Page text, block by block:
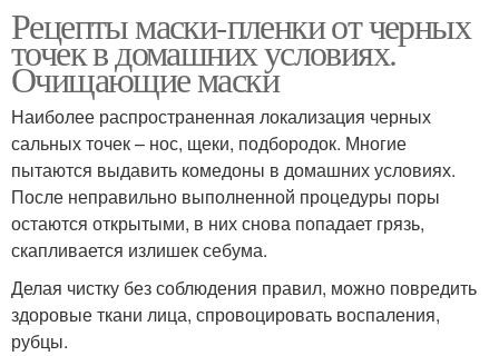
Рецепты маски-пленки от черных
точек в домашних условиях.
Очищающие маски
Наиболее распространенная локализация черных
сальных точек – нос, щеки, подбородок. Многие
пытаются выдавить комедоны в домашних условиях.
После неправильно выполненной процедуры поры
остаются открытыми, в них снова попадает грязь,
скапливается излишек себума.
Делая чистку без соблюдения правил, можно повредить
здоровые ткани лица, спровоцировать воспаления,
рубцы.